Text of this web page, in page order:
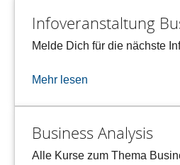
Infoveranstaltung
Melde Dich für die nächste
Mehr lesen
Business Analysis
Alle Kurse zum Thema